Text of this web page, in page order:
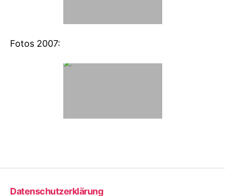
Fotos 2007:
Datenschutzerklärung